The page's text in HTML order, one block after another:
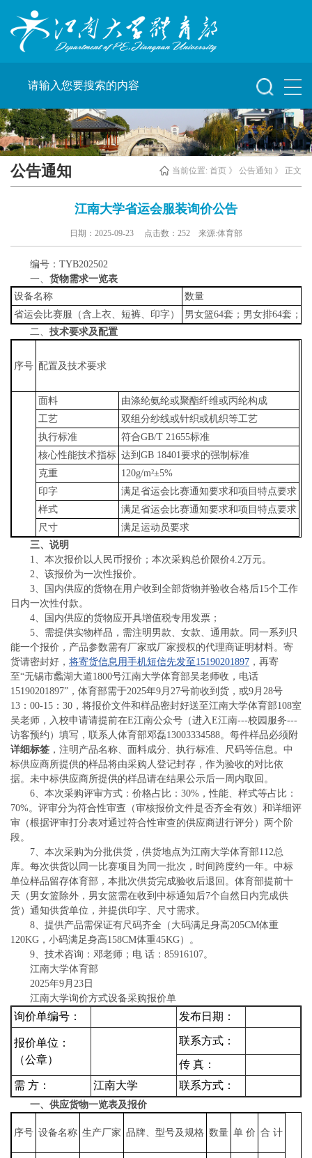
公告通知 当前位置: 首页 》 公告通知 》 正文
江南大学省运会服装询价公告
日期：2025-09-23 点击数： 252 来源:体育部
编号：TYB202502
一、 货物需求一览表
设备名称
数量
省运会比赛服（含上衣、短裤、印字）
男女篮64套；男女排64套；
二、 技术要求及配置
序号 配置及技术要求
面料
由涤纶氨纶或聚酯纤维或丙纶构成
工艺
双组分纱线或针织或机织等工艺
执行标准
符合GB/T 21655标准
核心性能技术指标 达到GB 18401要求的强制标准
克重
120g/m²±5%
印字
满足省运会比赛通知要求和项目特点要求
样式
满足省运会比赛通知要求和项目特点要求
尺寸
满足运动员要求
三、说明
1、本次报价以人民币报价；本次采购总价限价4.2万元。
2、该报价为一次性报价。
3、国内供应的货物在用户收到全部货物并验收合格后15个工作
日内一次性付款。
4、国内供应的货物应开具增值税专用发票；
5、需提供实物样品，需注明男款、女款、通用款。同一系列只
能一个报价，产品参数需有厂家或厂家授权的代理商证明材料。寄
货请密封好， 将寄货信息用手机短信先发至15190201897 ，再寄
至“无锡市蠡湖大道1800号江南大学体育部吴老师收，电话
15190201897”，体育部需于2025年9月27号前收到货，或9月28号
13：00-15：30，将报价文件和样品密封好送至江南大学体育部108室
吴老师，入校申请请提前在E江南公众号（进入E江南---校园服务---
访客预约）填写，联系人体育部邓磊13003334588。每件样品必须附
详细标签 ，注明产品名称、面料成分、执行标准、尺码等信息。中
标供应商所提供的样品将由采购人登记封存，作为验收的对比依
据。未中标供应商所提供的样品请在结果公示后一周内取回。
6、 本次采购评审方式：价格占比：30%，性能、样式等占比：
70%。评审分为符合性审查（审核报价文件是否齐全有效）和详细评
审（根据评审打分表对通过符合性审查的供应商进行评分）两个阶
段。
7、本次采购为分批供货，供货地点为江南大学体育部112总
库。每次供货以同一比赛项目为同一批次，时间跨度约一年。中标
单位样品留存体育部，本批次供货完成验收后退回。体育部提前十
天（男女篮除外，男女篮需在收到中标通知后7个自然日内完成供
货）通知供货单位，并提供印字、尺寸需求。
8、提供产品需保证有尺码齐全（大码满足身高205CM体重
120KG，小码满足身高158CM体重45KG）。
9、技术咨询：邓老师；电 话：85916107。
江南大学体育部
2025年9月23日
江南大学询价方式设备采购报价单
询价单编号： 发布日期：
报价单位：
（公章）
联系方式：
传 真：
需 方： 江南大学 联系方式：
一、供应货物一览表及报价
序号 设备名称 生产厂家 品牌、型号及规格 数量 单 价 合 计